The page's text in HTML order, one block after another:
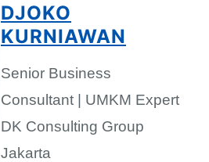
DJOKO
KURNIAWAN
Senior Business
Consultant | UMKM Expert
DK Consulting Group
Jakarta